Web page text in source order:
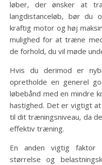
løber, der ønsker at
langdistanceløb, bør du
kraftig motor og høj
mulighed for at træne
de forhold, du vil møde
Hvis du derimod er
opretholde en generel
løbebånd med en mindre
hastighed. Det er vigtigt
til dit træningsniveau, da
effektiv træning.
En anden vigtig faktor
størrelse og